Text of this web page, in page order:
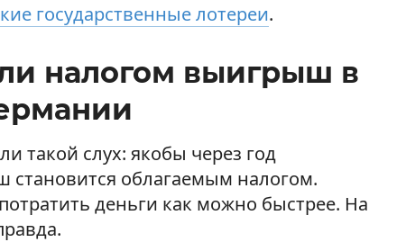
государственные лотереи.
налогом выигрыш в
такой слух: якобы через год
облагаемым налогом.
деньги как можно быстрее. На